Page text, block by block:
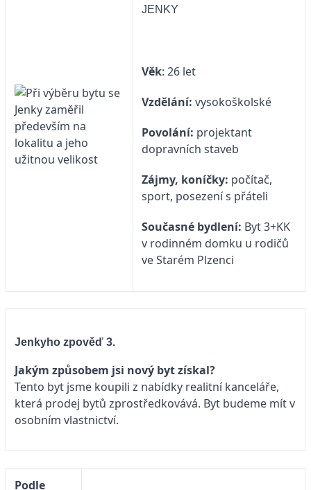
JENKY
Věk: 26 let
Vzdělání: vysokoškolské
Povolání: projektant
dopravních staveb
Zájmy, koníčky: počítač,
sport, posezení s přáteli
Současné bydlení: Byt 3+KK
v rodinném domku u rodičů
ve Starém Plzenci
Jenkyho zpověď 3.
Jakým způsobem jsi nový byt získal?
Tento byt jsme koupili z nabídky realitní kanceláře,
která prodej bytů zprostředkovává. Byt budeme mít v
osobním vlastnictví.
Podle